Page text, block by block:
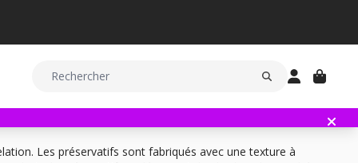
Les préservatifs sont fabriqués avec une texture à